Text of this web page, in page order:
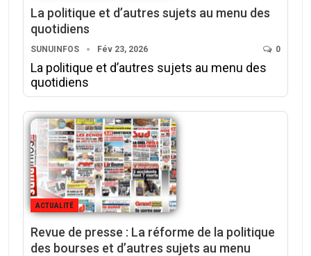
La politique et d’autres sujets au menu des
quotidiens
SUNUINFOS Fév 23, 2026 0
La politique et d’autres sujets au menu des
quotidiens
ACTUALITÉ
Revue de presse : La réforme de la politique
des bourses et d’autres sujets au menu